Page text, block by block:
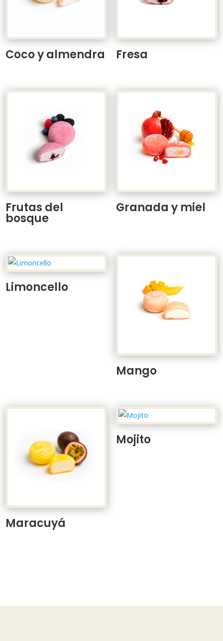
Coco y almendra Fresa
Frutas del
bosque
Granada y miel
Limoncello
Mango
Maracuyá
Mojito